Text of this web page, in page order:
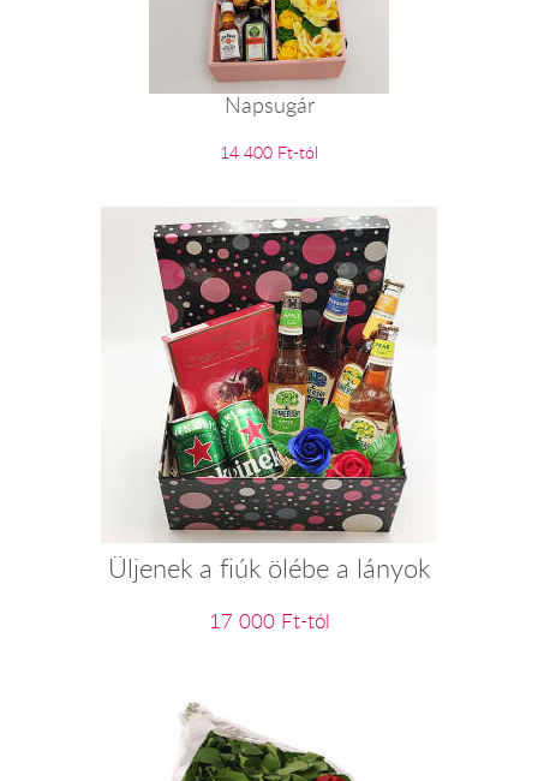
Napsugár
14 400 Ft-tól
Üljenek a fiúk ölébe a lányok
17 000 Ft-tól